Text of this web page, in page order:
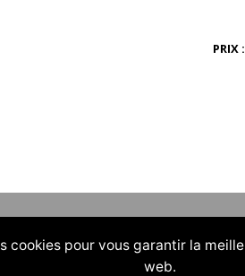
PRIX :
cookies pour vous garantir la
web.